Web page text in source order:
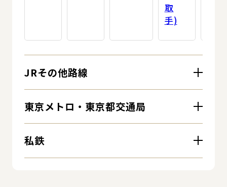
取
手)
JRその他路線
東京メトロ・東京都交通局
私鉄